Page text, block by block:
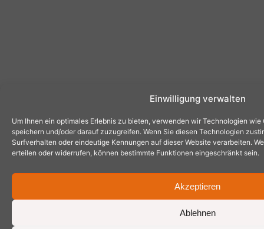
Einwilligung verwalten
Um Ihnen ein optimales Erlebnis zu bieten, verwenden wir Technologien
speichern und/oder darauf zuzugreifen. Wenn Sie diesen Technologien
Surfverhalten oder eindeutige Kennungen auf dieser Website verarbeiten.
erteilen oder widerrufen, können bestimmte Funktionen eingeschränkt sein.
Akzeptieren
Ablehnen